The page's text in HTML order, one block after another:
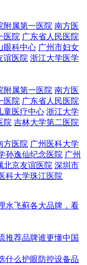
附属第一医院 南方医
医院 广东省人民医院
眼科中心 广州市妇女
谊医院 浙江大学医学
附属第一医院 南方医
医院 广东省人民医院
童医疗中心 浙江大学
院 吉林大学第二医院
方医院 广州医科大学
孙逸仙纪念医院 广州
北京友谊医院 深圳市
科大学珠江医院
水飞蓟各大品牌，看
推荐品牌谁更懂中国
什么护眼防控设备品